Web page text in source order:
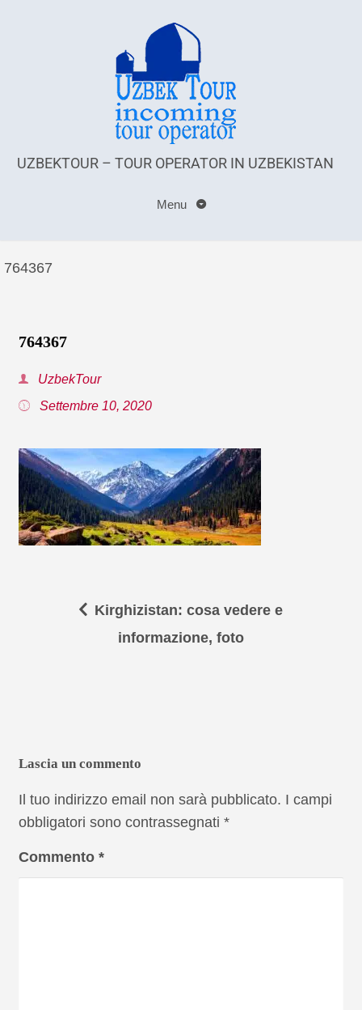
UZBEKTOUR – TOUR OPERATOR IN UZBEKISTAN
Menu
764367
764367
UzbekTour
Settembre 10, 2020
Kirghizistan: cosa vedere e
informazione, foto
Lascia un commento
Il tuo indirizzo email non sarà pubblicato. I campi
obbligatori sono contrassegnati *
Commento *